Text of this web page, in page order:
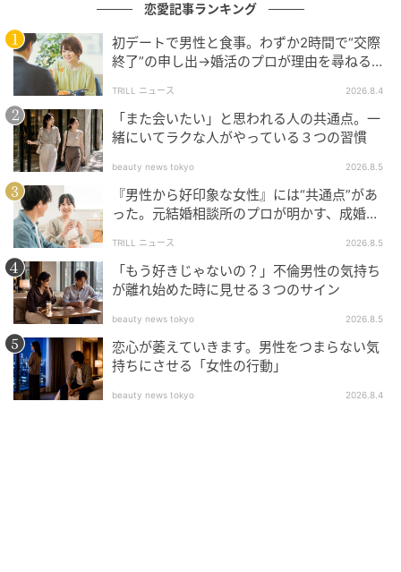
恋愛記事ランキング
初デートで男性と食事。わずか2時間で“交際
終了”の申し出→婚活のプロが理由を尋ねる
TRILL ニュース 2026.8.4
「また会いたい」と思われる人の共通点。一
緒にいてラクな人がやっている３つの習慣
beauty news tokyo 2026.8.5
『男性から好印象な女性』には“共通点”があ
った。元結婚相談所のプロが明かす、成婚し
TRILL ニュース 2026.8.5
「もう好きじゃないの？」不倫男性の気持ち
が離れ始めた時に見せる３つのサイン
beauty news tokyo 2026.8.5
恋心が萎えていきます。男性をつまらない気
持ちにさせる「女性の行動」
beauty news tokyo 2026.8.4